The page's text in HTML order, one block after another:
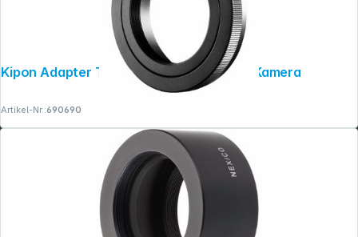
Kipon Adapter T2 Objektiv an Canon EF Kamera
Artikel-Nr.:690690